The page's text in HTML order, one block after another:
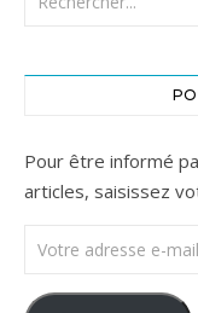
Pour être informé
articles, saisissez
Votre adresse e-mail